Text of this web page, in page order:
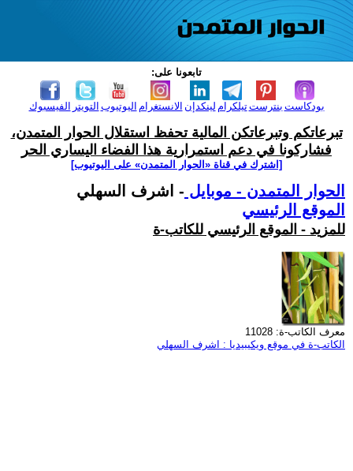
تابعونا على:
الفيسبوك التويتر اليوتيوب الانستغرام لينكدإن تيلكرامبنترست بودكاست
تبرعاتكم وتبرعاتكن المالية تحفظ استقلال الحوار المتمدن،
فشاركونا في دعم استمرارية هذا الفضاء اليساري الحر
[اشترك في قناة ‫«الحوار المتمدن» على اليوتيوب]
الحوار المتمدن - موبايل - اشرف السهلي
الموقع الرئيسي
للمزيد - الموقع الرئيسي للكاتب-ة
معرف الكاتب-ة: 11028
الكاتب-ة في موقع ويكيبيديا : اشرف السهلي